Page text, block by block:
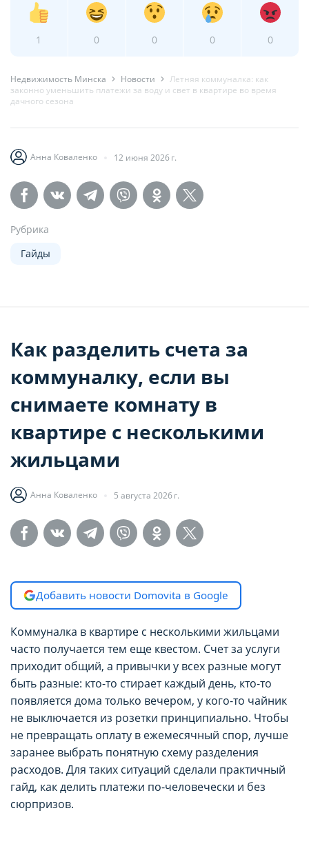
1 0 0 0 0
Недвижимость Минска Новости
Летняя коммуналка: как
законно уменьшить платежи за воду и свет в квартире во время
дачного сезона
Анна Коваленко 12 июня 2026 г.
Рубрика
Гайды
Как разделить счета за
коммуналку, если вы
снимаете комнату в
квартире с несколькими
жильцами
Анна Коваленко 5 августа 2026 г.
Добавить новости Domovita в Google
Коммуналка в квартире с несколькими жильцами
часто получается тем еще квестом. Счет за услуги
приходит общий, а привычки у всех разные могут
быть разные: кто-то стирает каждый день, кто-то
появляется дома только вечером, у кого-то чайник
не выключается из розетки принципиально. Чтобы
не превращать оплату в ежемесячный спор, лучше
заранее выбрать понятную схему разделения
расходов. Для таких ситуаций сделали практичный
гайд, как делить платежи по-человечески и без
сюрпризов.